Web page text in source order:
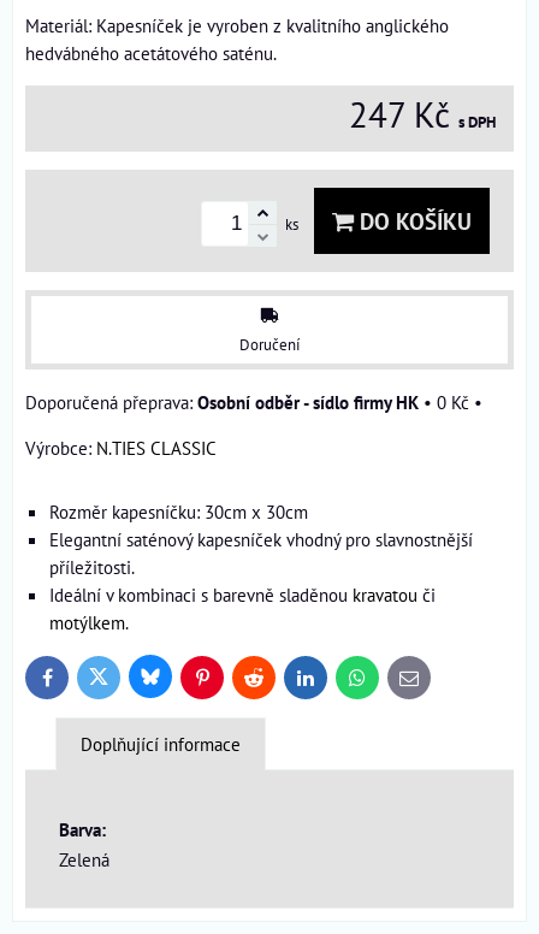
Materiál: Kapesníček je vyroben z kvalitního anglického
hedvábného acetátového saténu.
247 Kč s DPH
ks DO KOŠÍKU
Doručení
Osobní odběr - sídlo firmy HK • 0 Kč •
Výrobce: N.TIES CLASSIC
Rozměr kapesníčku: 30cm x 30cm
Elegantní saténový kapesníček vhodný pro slavnostnější
příležitosti.
Ideální v kombinaci s barevně sladěnou kravatou či
motýlkem.
FacebookTwitter BlueskyPinterestReddit LinkedInWhatsApp
E-
mail
Doplňující informace
Barva:
Zelená